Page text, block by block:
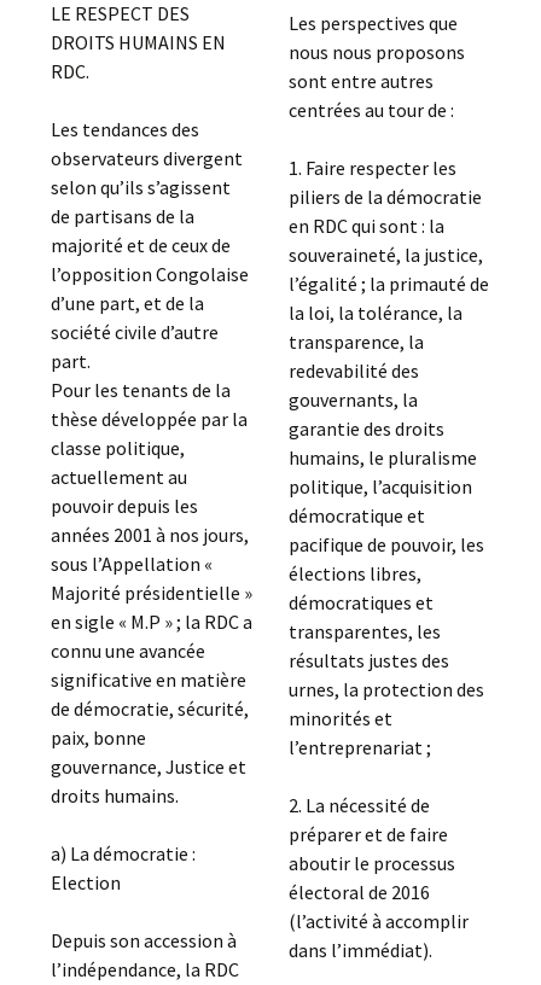
LE RESPECT DES
DROITS HUMAINS EN
RDC.
Les tendances des
observateurs divergent
selon qu’ils s’agissent
de partisans de la
majorité et de ceux de
l’opposition Congolaise
d’une part, et de la
société civile d’autre
part.
Pour les tenants de la
thèse développée par la
classe politique,
actuellement au
pouvoir depuis les
années 2001 à nos jours,
sous l’Appellation «
Majorité présidentielle »
en sigle « M.P » ; la RDC a
connu une avancée
significative en matière
de démocratie, sécurité,
paix, bonne
gouvernance, Justice et
droits humains.
a) La démocratie :
Election
Depuis son accession à
l’indépendance, la RDC
Les perspectives que
nous nous proposons
sont entre autres
centrées au tour de :
1. Faire respecter les
piliers de la démocratie
en RDC qui sont : la
souveraineté, la justice,
l’égalité ; la primauté de
la loi, la tolérance, la
transparence, la
redevabilité des
gouvernants, la
garantie des droits
humains, le pluralisme
politique, l’acquisition
démocratique et
pacifique de pouvoir, les
élections libres,
démocratiques et
transparentes, les
résultats justes des
urnes, la protection des
minorités et
l’entreprenariat ;
2. La nécessité de
préparer et de faire
aboutir le processus
électoral de 2016
(l’activité à accomplir
dans l’immédiat).